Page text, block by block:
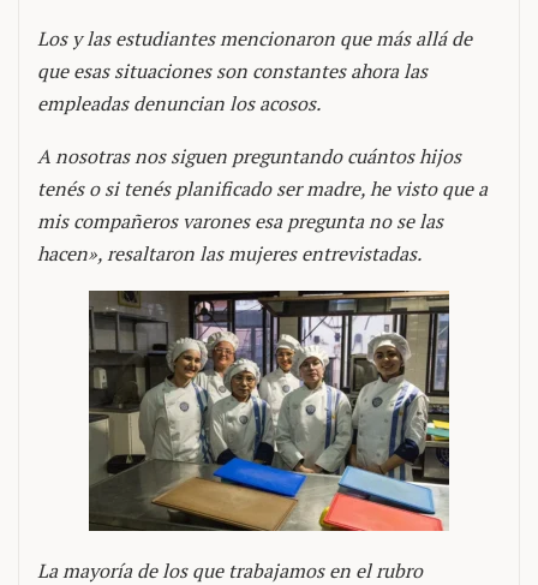
Los y las estudiantes mencionaron que más allá de
que esas situaciones son constantes ahora las
empleadas denuncian los acosos.
A nosotras nos siguen preguntando cuántos hijos
tenés o si tenés planificado ser madre, he visto que a
mis compañeros varones esa pregunta no se las
hacen», resaltaron las mujeres entrevistadas.
La mayoría de los que trabajamos en el rubro